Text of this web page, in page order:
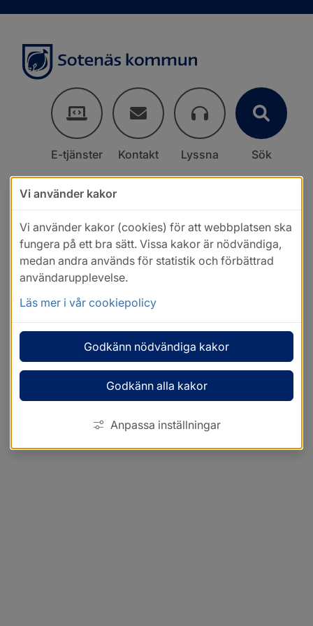
E-tjänster Kontakt Lyssna Sök
Vi använder kakor
Vi använder kakor (cookies) för att webbplatsen ska
fungera på ett bra sätt. Vissa kakor är nödvändiga,
medan andra används för statistik och förbättrad
användarupplevelse.
Läs mer i vår cookiepolicy
Godkänn nödvändiga kakor
Godkänn alla kakor
Anpassa inställningar